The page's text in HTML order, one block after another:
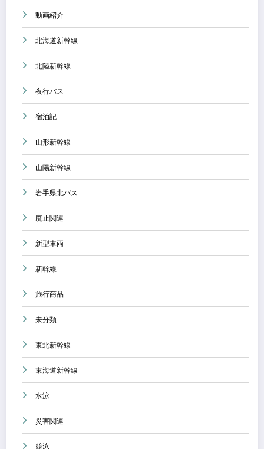
動画紹介
北海道新幹線
北陸新幹線
夜行バス
宿泊記
山形新幹線
山陽新幹線
岩手県北バス
廃止関連
新型車両
新幹線
旅行商品
未分類
東北新幹線
東海道新幹線
水泳
災害関連
競泳